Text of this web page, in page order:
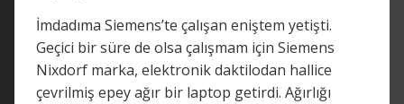
İmdadıma Siemens’te çalışan eniştem yetişti.
Geçici bir süre de olsa çalışmam için Siemens
Nixdorf marka, elektronik daktilodan hallice
çevrilmiş epey ağır bir laptop getirdi. Ağırlığı